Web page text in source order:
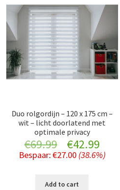
Duo rolgordijn – 120 x 175 cm –
wit – licht doorlatend met
optimale privacy
€69.99
Original
price
was:
€42.99
price
Bespaar: €27.00 (38.6%)
Add to cart